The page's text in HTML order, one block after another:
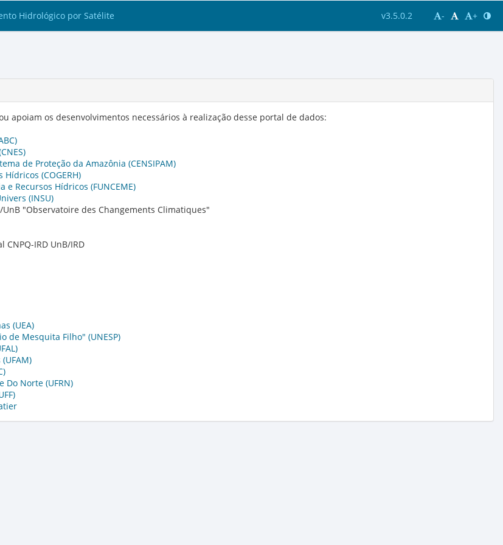
Hidrológico por Satélite v3.5.0.2 - +
apoiam os desenvolvimentos necessários à realização desse portal de dados:
de Proteção da Amazônia (CENSIPAM)
(COGERH)
Recursos Hídricos (FUNCEME)
(INSU)
"Observatoire des Changements Climatiques"
IRD UnB/IRD
(UEA)
de Mesquita Filho" (UNESP)
Do Norte (UFRN)